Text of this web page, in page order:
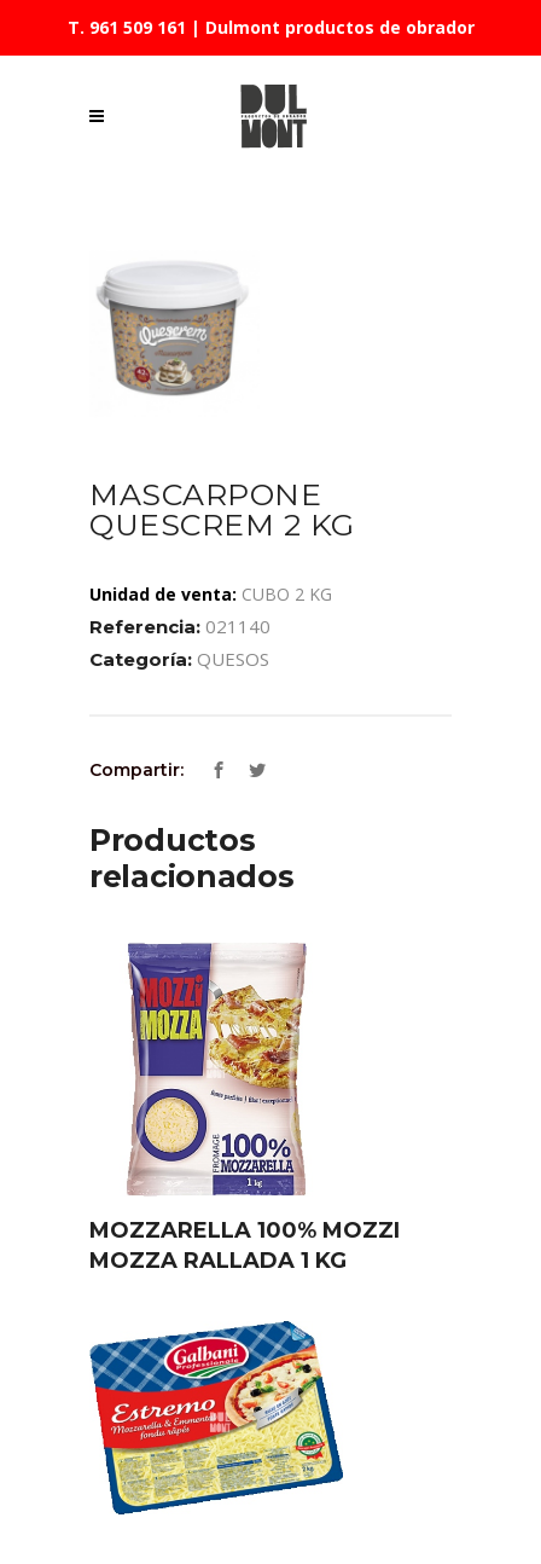
T. 961 509 161 | Dulmont productos de obrador
MASCARPONE
QUESCREM 2 KG
Unidad de venta: CUBO 2 KG
Referencia: 021140
Categoría: QUESOS
Compartir:
Productos
relacionados
MOZZARELLA 100% MOZZI
MOZZA RALLADA 1 KG